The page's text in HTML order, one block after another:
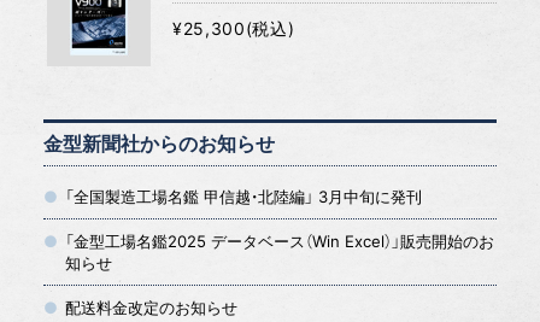
¥25,300(税込)
金型新聞社からのお知らせ
「全国製造工場名鑑 甲信越・北陸編」 3月中旬に発刊
「金型工場名鑑2025 データベース（Win Excel）」販売開始のお
知らせ
配送料金改定のお知らせ